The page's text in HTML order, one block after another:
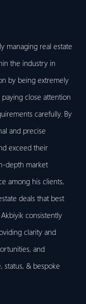
managing real estate
the industry in
by being extremely
close attention
carefully. By
and precise
exceed their
depth market
among his clients,
deals that best
consistently
clarity and
and
status, & bespoke